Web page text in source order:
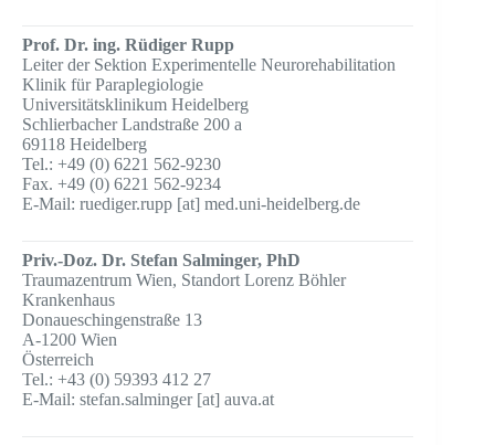
Prof. Dr. ing. Rüdiger Rupp
Leiter der Sektion Experimentelle Neurorehabilitation
Klinik für Paraplegiologie
Universitätsklinikum Heidelberg
Schlierbacher Landstraße 200 a
69118 Heidelberg
Tel.: +49 (0) 6221 562-9230
Fax. +49 (0) 6221 562-9234
E-Mail: ruediger.rupp [at] med.uni-heidelberg.de
Priv.-Doz. Dr. Stefan Salminger, PhD
Traumazentrum Wien, Standort Lorenz Böhler
Krankenhaus
Donaueschingenstraße 13
A-1200 Wien
Österreich
Tel.: +43 (0) 59393 412 27
E-Mail: stefan.salminger [at] auva.at